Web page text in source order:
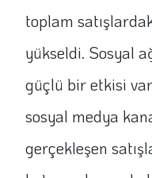
toplam
yükseldi. Sosyal
güçlü bir etkisi
sosyal medya
gerçekleşen